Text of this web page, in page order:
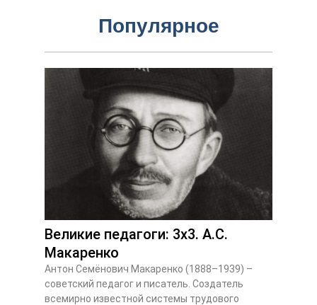
Популярное
Великие педагоги: 3х3. А.С.
Макаренко
Антон Семёнович Макаренко (1888–1939) –
советский педагог и писатель. Создатель
всемирно известной системы трудового